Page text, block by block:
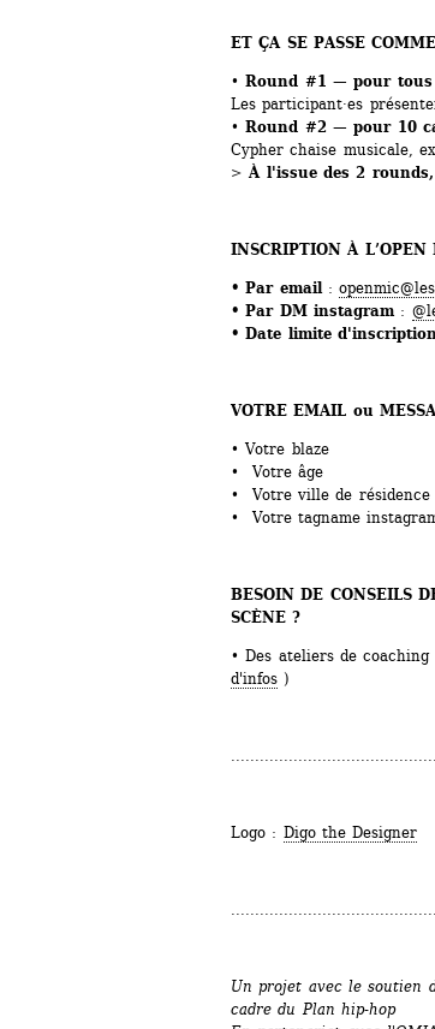
ET ÇA SE PASSE
•⁠ ⁠Round #1 — pour tous
Les participant·es
•⁠ ⁠Round #2 — pour 10
Cypher chaise musicale,
> À l'issue des 2
INSCRIPTION À L’OPEN
• Par email:
• Par DM instagram:
• Date limite
VOTRE EMAIL ou
• Votre blaze
• Votre âge
• Votre ville de résidence
• Votre tagname
BESOIN DE CONSEILS
SCÈNE ?
• Des ateliers de
d'infos )
Logo : Digo the Designer
Un projet avec le soutien
cadre du Plan hip-hop